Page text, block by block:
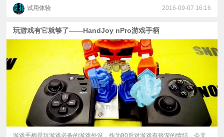
试用体验 2016-09-07 16:16
玩游戏有它就够了——HandJoy nPro游戏手柄
游戏手柄是玩游戏必备的游戏外设，作为80后对游戏有很深的情结，今天